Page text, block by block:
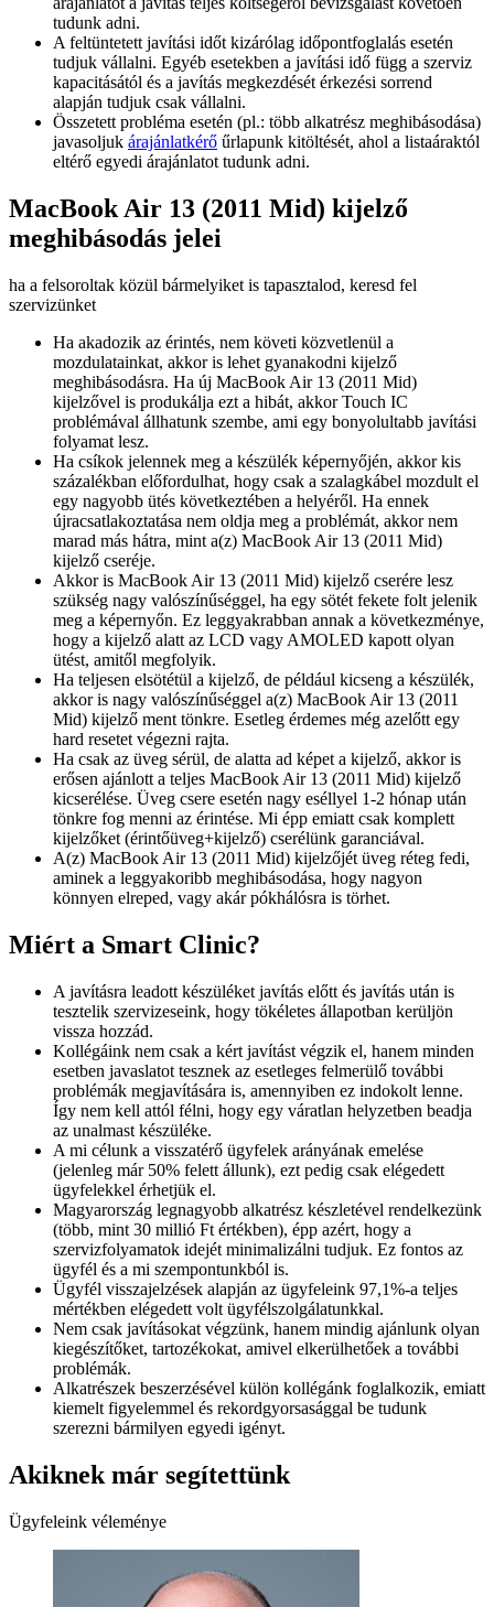
tudunk adni.
A feltüntetett javítási időt kizárólag időpontfoglalás esetén
tudjuk vállalni. Egyéb esetekben a javítási idő függ a szerviz
kapacitásától és a javítás megkezdését érkezési sorrend
alapján tudjuk csak vállalni.
Összetett probléma esetén (pl.: több alkatrész meghibásodása)
javasoljuk árajánlatkérő űrlapunk kitöltését, ahol a listaáraktól
eltérő egyedi árajánlatot tudunk adni.
MacBook Air 13 (2011 Mid) kijelző
meghibásodás jelei
ha a felsoroltak közül bármelyiket is tapasztalod, keresd fel
szervizünket
Ha akadozik az érintés, nem követi közvetlenül a
mozdulatainkat, akkor is lehet gyanakodni kijelző
meghibásodásra. Ha új MacBook Air 13 (2011 Mid)
kijelzővel is produkálja ezt a hibát, akkor Touch IC
problémával állhatunk szembe, ami egy bonyolultabb javítási
folyamat lesz.
Ha csíkok jelennek meg a készülék képernyőjén, akkor kis
százalékban előfordulhat, hogy csak a szalagkábel mozdult el
egy nagyobb ütés következtében a helyéről. Ha ennek
újracsatlakoztatása nem oldja meg a problémát, akkor nem
marad más hátra, mint a(z) MacBook Air 13 (2011 Mid)
kijelző cseréje.
Akkor is MacBook Air 13 (2011 Mid) kijelző cserére lesz
szükség nagy valószínűséggel, ha egy sötét fekete folt jelenik
meg a képernyőn. Ez leggyakrabban annak a következménye,
hogy a kijelző alatt az LCD vagy AMOLED kapott olyan
ütést, amitől megfolyik.
Ha teljesen elsötétül a kijelző, de például kicseng a készülék,
akkor is nagy valószínűséggel a(z) MacBook Air 13 (2011
Mid) kijelző ment tönkre. Esetleg érdemes még azelőtt egy
hard resetet végezni rajta.
Ha csak az üveg sérül, de alatta ad képet a kijelző, akkor is
erősen ajánlott a teljes MacBook Air 13 (2011 Mid) kijelző
kicserélése. Üveg csere esetén nagy eséllyel 1-2 hónap után
tönkre fog menni az érintése. Mi épp emiatt csak komplett
kijelzőket (érintőüveg+kijelző) cserélünk garanciával.
A(z) MacBook Air 13 (2011 Mid) kijelzőjét üveg réteg fedi,
aminek a leggyakoribb meghibásodása, hogy nagyon
könnyen elreped, vagy akár pókhálósra is törhet.
Miért a Smart Clinic?
A javításra leadott készüléket javítás előtt és javítás után is
tesztelik szervizeseink, hogy tökéletes állapotban kerüljön
vissza hozzád.
Kollégáink nem csak a kért javítást végzik el, hanem minden
esetben javaslatot tesznek az esetleges felmerülő további
problémák megjavítására is, amennyiben ez indokolt lenne.
Így nem kell attól félni, hogy egy váratlan helyzetben beadja
az unalmast készüléke.
A mi célunk a visszatérő ügyfelek arányának emelése
(jelenleg már 50% felett állunk), ezt pedig csak elégedett
ügyfelekkel érhetjük el.
Magyarország legnagyobb alkatrész készletével rendelkezünk
(több, mint 30 millió Ft értékben), épp azért, hogy a
szervizfolyamatok idejét minimalizálni tudjuk. Ez fontos az
ügyfél és a mi szempontunkból is.
Ügyfél visszajelzések alapján az ügyfeleink 97,1%-a teljes
mértékben elégedett volt ügyfélszolgálatunkkal.
Nem csak javításokat végzünk, hanem mindig ajánlunk olyan
kiegészítőket, tartozékokat, amivel elkerülhetőek a további
problémák.
Alkatrészek beszerzésével külön kollégánk foglalkozik, emiatt
kiemelt figyelemmel és rekordgyorsasággal be tudunk
szerezni bármilyen egyedi igényt.
Akiknek már segítettünk
Ügyfeleink véleménye